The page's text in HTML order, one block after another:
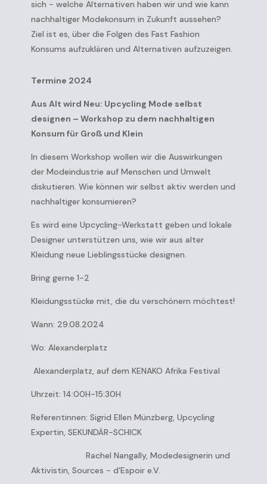
sich - welche Alternativen haben wir und wie kann
nachhaltiger Modekonsum in Zukunft aussehen?
Ziel ist es, über die Folgen des Fast Fashion
Konsums aufzuklären und Alternativen aufzuzeigen.
Termine 2024
Aus Alt wird Neu: Upcycling Mode selbst
designen – Workshop zu dem nachhaltigen
Konsum für Groß und Klein
In diesem Workshop wollen wir die Auswirkungen
der Modeindustrie auf Menschen und Umwelt
diskutieren. Wie können wir selbst aktiv werden und
nachhaltiger konsumieren?
Es wird eine Upcycling-Werkstatt geben und lokale
Designer unterstützen uns, wie wir aus alter
Kleidung neue Lieblingsstücke designen.
Bring gerne 1-2
Kleidungsstücke mit, die du verschönern möchtest!
Wann: 29.08.2024
Wo: Alexanderplatz
Alexanderplatz, auf dem KENAKO Afrika Festival
Uhrzeit: 14:00H-15:30H
Referentinnen: Sigrid Ellen Münzberg, Upcycling
Expertin, SEKUNDÄR-SCHICK
Rachel Nangally, Modedesignerin und
Aktivistin, Sources - d’Espoir e.V.